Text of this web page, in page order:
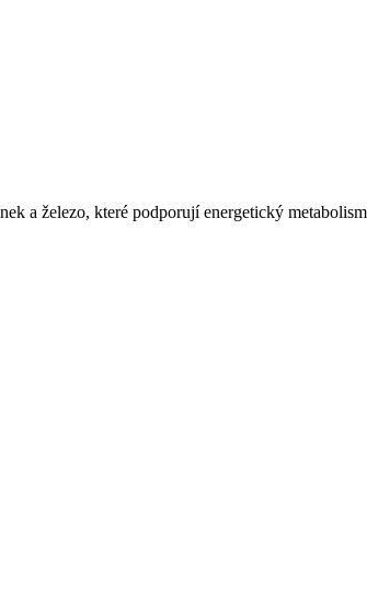
a železo, které podporují energetický